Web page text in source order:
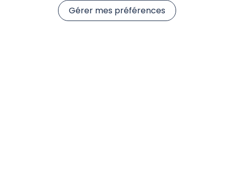
Gérer mes préférences